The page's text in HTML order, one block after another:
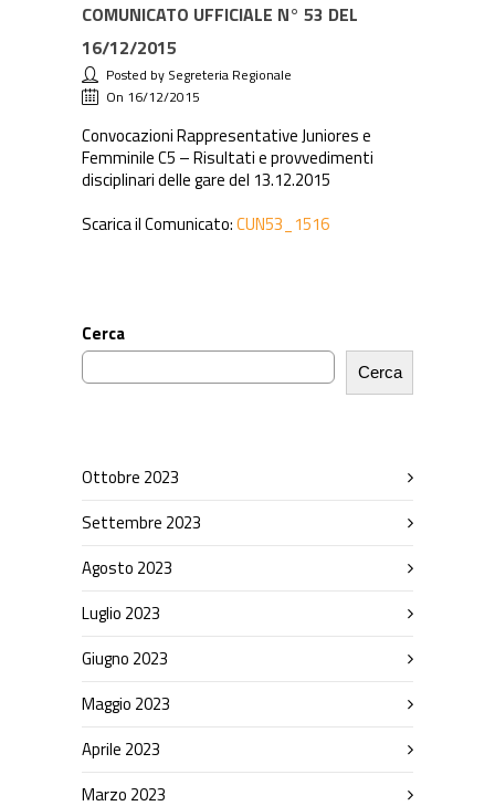
COMUNICATO UFFICIALE N° 53 DEL
16/12/2015
Posted by Segreteria Regionale
On 16/12/2015
Convocazioni Rappresentative Juniores e
Femminile C5 – Risultati e provvedimenti
disciplinari delle gare del 13.12.2015
Scarica il Comunicato:CUN53_1516
Cerca
Cerca
Ottobre 2023
Settembre 2023
Agosto 2023
Luglio 2023
Giugno 2023
Maggio 2023
Aprile 2023
Marzo 2023